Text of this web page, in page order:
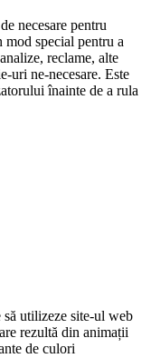
necesare pentru
special pentru a
reclame, alte
uri ne-necesare. Este
înainte de a rula
să utilizeze site-ul web
rezultă din animații
de culori